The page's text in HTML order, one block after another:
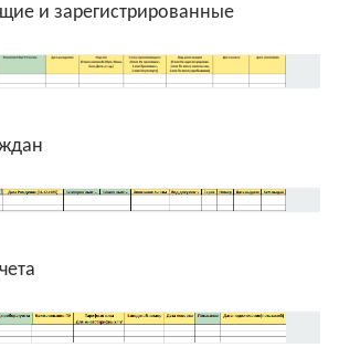
и зарегистрированные